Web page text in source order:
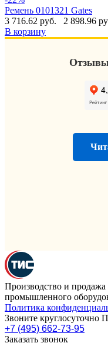
Ремень 0101321 Gates
3 716.62 руб.
2 898.96
В корзину
Производство и
промышленного
Политика
Звоните круглосуточно
+7 (495) 662-73-95
Заказать звонок